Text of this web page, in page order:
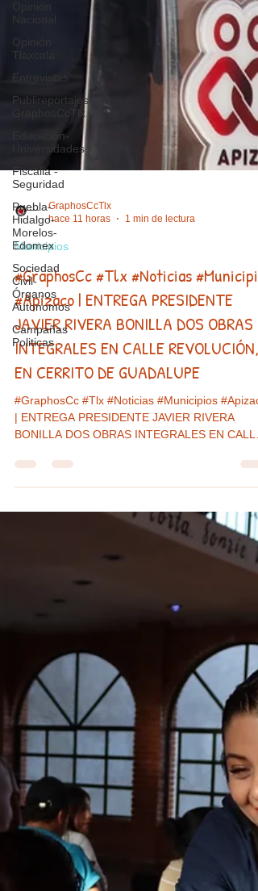
Nacional
Opinión
Tlaxcala
Entrevistas
Publireportajes
GraphosCcTlx
Educación-
Universidades
Fiscalia -
Seguridad
Puebla-
Hidalgo-
Morelos-
Edomex
Sociedad
Civil-
Órganos
Autonomos
Campañas
Politicas
GraphosCcTlx
Municipios
#GraphosCc #Tlx #Noticias
#Apizaco | ENTREGA PRESIDENTE
JAVIER RIVERA BONILLA DOS OBRAS
EN CERRITO DE GUADALUPE
#GraphosCc #Tlx #Noticias #Municipios
| ENTREGA PRESIDENTE JAVIER RIVERA
Con una inversión total de $2,808,455.61 se
beneficia directamente a más de 1,000
habitantes. En el Cerrito de Guadalupe la
transformación se ve y se siente, afirmó el
Presidente Municipal de Apizaco, Javier Rivera
obras fundamentales en la Calle Revolución: la